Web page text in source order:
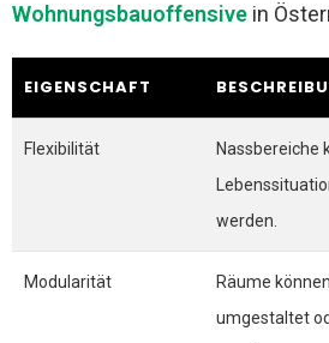
Wohnungsbauoffensive in
EIGENSCHAFT
Flexibilität
Nassbereiche
werden.
Modularität
Räume
umgestaltet